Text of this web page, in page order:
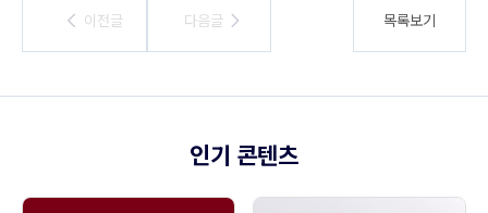
이전글
이전글 다음글
다음글 목록보기
인기 콘텐츠